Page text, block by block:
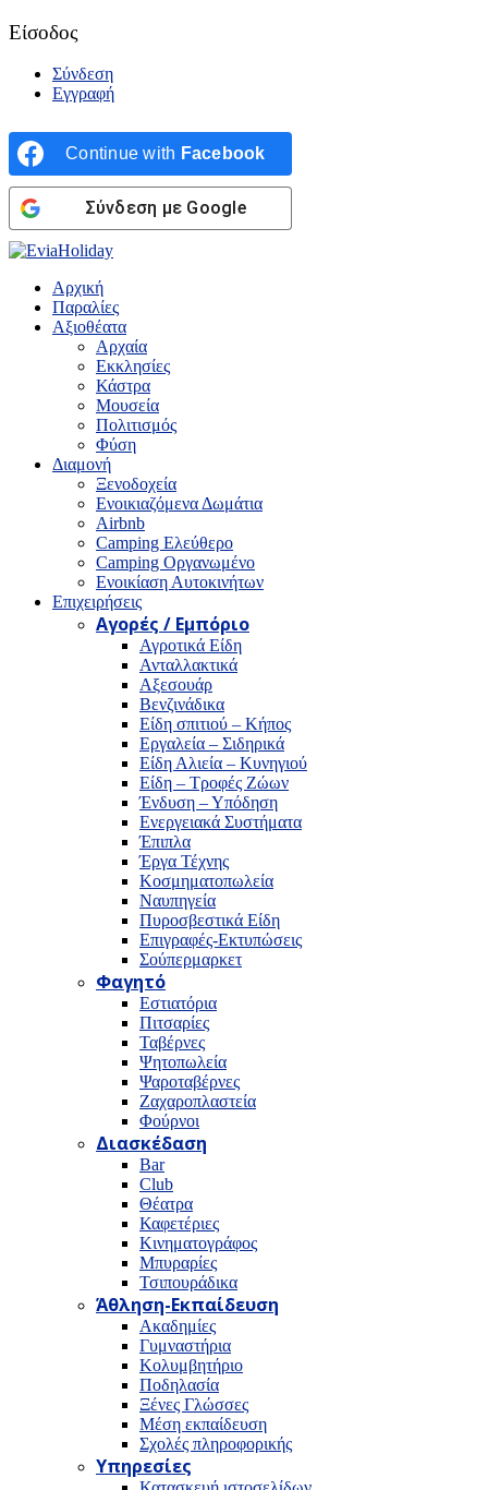
Είσοδος
Σύνδεση
Εγγραφή
Continue with Facebook
Σύνδεση με Google
Αρχική
Παραλίες
Αξιοθέατα
Αρχαία
Εκκλησίες
Κάστρα
Μουσεία
Πολιτισμός
Φύση
Διαμονή
Ξενοδοχεία
Ενοικιαζόμενα Δωμάτια
Airbnb
Camping Ελεύθερο
Camping Οργανωμένο
Ενοικίαση Αυτοκινήτων
Επιχειρήσεις
Αγορές / Εμπόριο
Αγροτικά Είδη
Ανταλλακτικά
Αξεσουάρ
Βενζινάδικα
Είδη σπιτιού – Κήπος
Εργαλεία – Σιδηρικά
Είδη Αλιεία – Κυνηγιού
Είδη – Τροφές Ζώων
Ένδυση – Υπόδηση
Ενεργειακά Συστήματα
Έπιπλα
Έργα Τέχνης
Κοσμηματοπωλεία
Ναυπηγεία
Πυροσβεστικά Είδη
Επιγραφές-Εκτυπώσεις
Σούπερμαρκετ
Φαγητό
Εστιατόρια
Πιτσαρίες
Ταβέρνες
Ψητοπωλεία
Ψαροταβέρνες
Ζαχαροπλαστεία
Φούρνοι
Διασκέδαση
Bar
Club
Θέατρα
Καφετέριες
Κινηματογράφος
Μπυραρίες
Τσιπουράδικα
Άθληση-Εκπαίδευση
Ακαδημίες
Γυμναστήρια
Κολυμβητήριο
Ποδηλασία
Ξένες Γλώσσες
Μέση εκπαίδευση
Σχολές πληροφορικής
Υπηρεσίες